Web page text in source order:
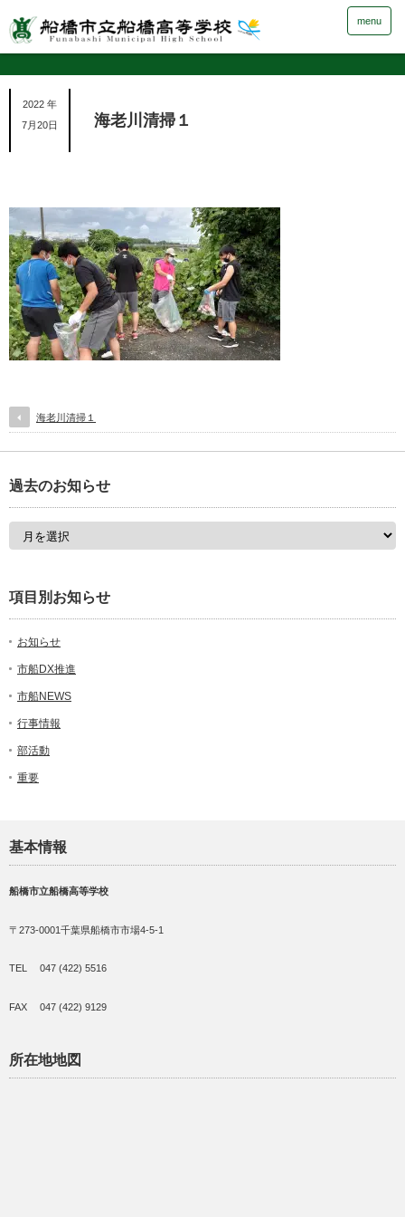
menu
2022 年
7月20日
海老川清掃１
海老川清掃１
過去のお知らせ
項目別お知らせ
お知らせ
市船DX推進
市船NEWS
行事情報
部活動
重要
基本情報
船橋市立船橋高等学校
〒273-0001千葉県船橋市市場4-5-1
TEL 047 (422) 5516
FAX 047 (422) 9129
所在地地図